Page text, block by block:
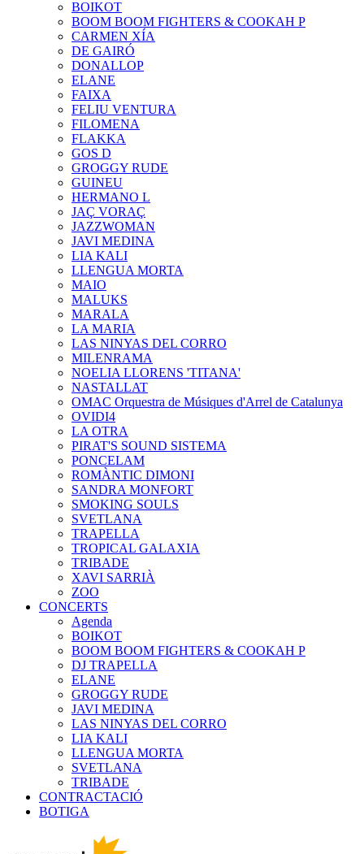
BOIKOT
BOOM BOOM FIGHTERS & COOKAH P
CARMEN XÍA
DE GAIRÓ
DONALLOP
ELANE
FAIXA
FELIU VENTURA
FILOMENA
FLAKKA
GOS D
GROGGY RUDE
GUINEU
HERMANO L
JAÇ VORAÇ
JAZZWOMAN
JAVI MEDINA
LIA KALI
LLENGUA MORTA
MAIO
MALUKS
MARALA
LA MARIA
LAS NINYAS DEL CORRO
MILENRAMA
NOELIA LLORENS 'TITANA'
NASTALLAT
OMAC Orquestra de Músiques d'Arrel de Catalunya
OVIDI4
LA OTRA
PIRAT'S SOUND SISTEMA
PONCELAM
ROMÀNTIC DIMONI
SANDRA MONFORT
SMOKING SOULS
SVETLANA
TRAPELLA
TROPICAL GALAXIA
TRIBADE
XAVI SARRIÀ
ZOO
CONCERTS
Agenda
BOIKOT
BOOM BOOM FIGHTERS & COOKAH P
DJ TRAPELLA
ELANE
GROGGY RUDE
JAVI MEDINA
LAS NINYAS DEL CORRO
LIA KALI
LLENGUA MORTA
SVETLANA
TRIBADE
CONTRACTACIÓ
BOTIGA